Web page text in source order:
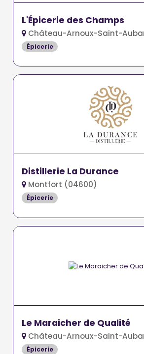
L'Épicerie des Champs
Château-Arnoux-Saint-
Épicerie
Distillerie La Durance
Montfort (04600)
Épicerie
Le Maraicher de Qualité
Château-Arnoux-Saint-
Épicerie